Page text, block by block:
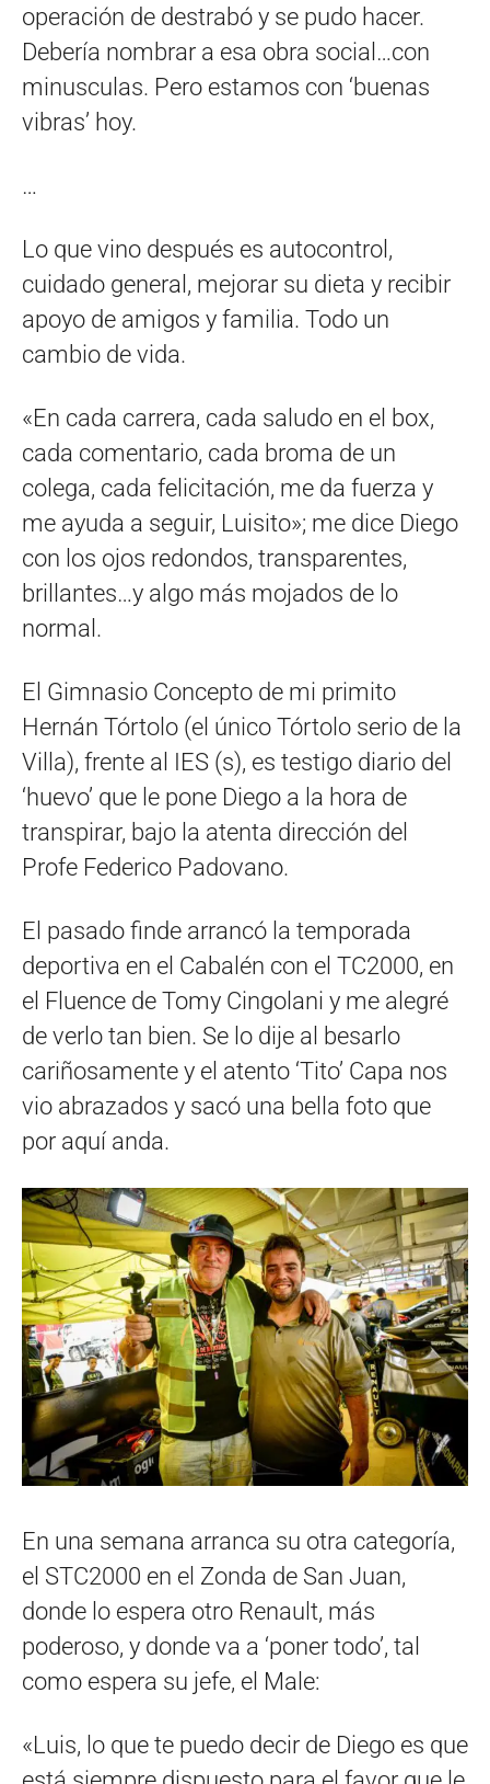
operación de destrabó y se pudo hacer.
Debería nombrar a esa obra social…con
minusculas. Pero estamos con ‘buenas
vibras’ hoy.
…
Lo que vino después es autocontrol,
cuidado general, mejorar su dieta y recibir
apoyo de amigos y familia. Todo un
cambio de vida.
«En cada carrera, cada saludo en el box,
cada comentario, cada broma de un
colega, cada felicitación, me da fuerza y
me ayuda a seguir, Luisito»; me dice Diego
con los ojos redondos, transparentes,
brillantes…y algo más mojados de lo
normal.
El Gimnasio Concepto de mi primito
Hernán Tórtolo (el único Tórtolo serio de la
Villa), frente al IES (s), es testigo diario del
‘huevo’ que le pone Diego a la hora de
transpirar, bajo la atenta dirección del
Profe Federico Padovano.
El pasado finde arrancó la temporada
deportiva en el Cabalén con el TC2000, en
el Fluence de Tomy Cingolani y me alegré
de verlo tan bien. Se lo dije al besarlo
cariñosamente y el atento ‘Tito’ Capa nos
vio abrazados y sacó una bella foto que
por aquí anda.
En una semana arranca su otra categoría,
el STC2000 en el Zonda de San Juan,
donde lo espera otro Renault, más
poderoso, y donde va a ‘poner todo’, tal
como espera su jefe, el Male:
«Luis, lo que te puedo decir de Diego es que